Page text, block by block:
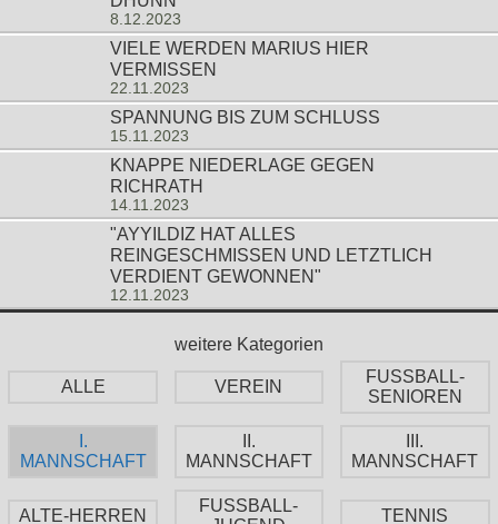
8.12.2023
VIELE WERDEN MARIUS HIER
VERMISSEN
22.11.2023
SPANNUNG BIS ZUM SCHLUSS
15.11.2023
KNAPPE NIEDERLAGE GEGEN
RICHRATH
14.11.2023
"AYYILDIZ HAT ALLES
REINGESCHMISSEN UND LETZTLICH
VERDIENT GEWONNEN"
12.11.2023
weitere Kategorien
ALLE VEREIN
FUSSBALL-
SENIOREN
I.
MANNSCHAFT
II.
MANNSCHAFT
III.
MANNSCHAFT
ALTE-HERREN
FUSSBALL-
TENNIS